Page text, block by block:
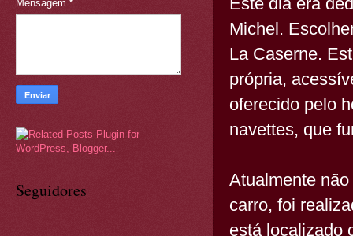
Michel.
La Caserne.
própria,
oferecido pelo
navettes, que
Atualmente
carro, foi
está localizado
Mensagem *
Seguidores